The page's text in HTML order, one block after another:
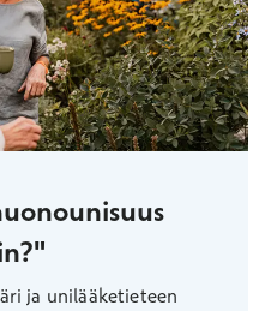
ja unilääketieteen